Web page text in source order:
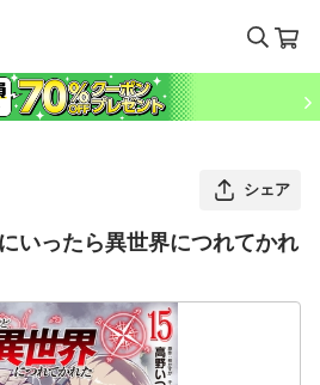
シェア
いったら異世界につれてかれ